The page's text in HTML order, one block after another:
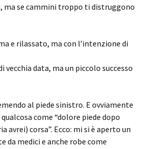
ma se cammini troppo ti distruggono
e rilassato, ma con l’intenzione di
data, ma un piccolo successo
al piede sinistro. E ovviamente
come “dolore piede dopo
avrei) corsa”. Ecco: mi si è aperto un
da medici e anche robe come